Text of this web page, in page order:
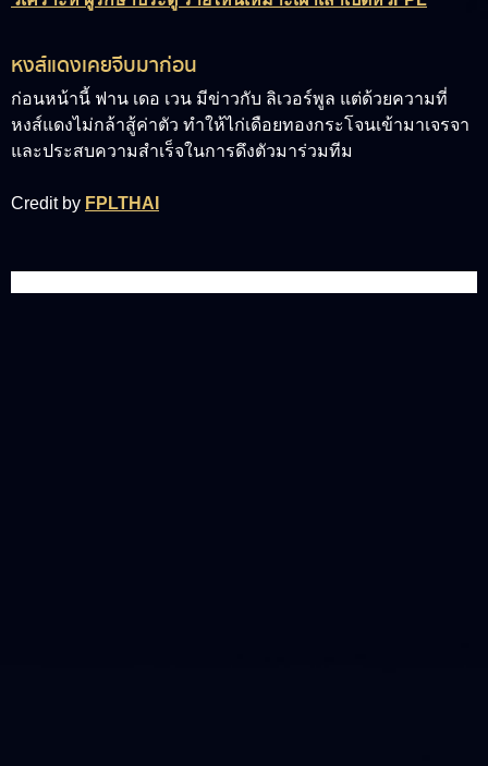
หงส์แดงเคยจีบมาก่อน
ก่อนหน้านี้ ฟาน เดอ เวน มีข่าวกับ ลิเวอร์พูล แต่ด้วยความที่
หงส์แดงไม่กล้าสู้ค่าตัว ทำให้ไก่เดือยทองกระโจนเข้ามาเจรจา
และประสบความสำเร็จในการดึงตัวมาร่วมทีม
Credit by FPLTHAI